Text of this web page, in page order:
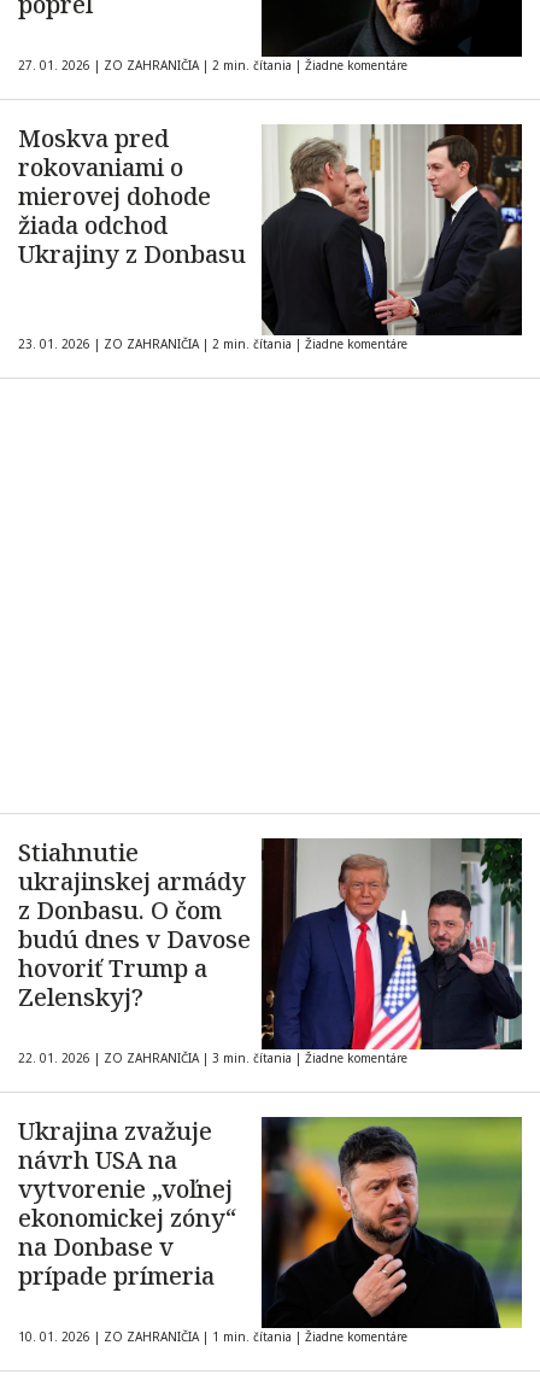
27. 01. 2026 | ZO ZAHRANIČIA | 2 min. čítania | Žiadne komentáre
Moskva pred
rokovaniami o
mierovej dohode
žiada odchod
Ukrajiny z Donbasu
23. 01. 2026 | ZO ZAHRANIČIA | 2 min. čítania | Žiadne komentáre
Stiahnutie
ukrajinskej armády
z Donbasu. O čom
budú dnes v Davose
hovoriť Trump a
Zelenskyj?
22. 01. 2026 | ZO ZAHRANIČIA | 3 min. čítania | Žiadne komentáre
Ukrajina zvažuje
návrh USA na
vytvorenie „voľnej
ekonomickej zóny“
na Donbase v
prípade prímeria
10. 01. 2026 | ZO ZAHRANIČIA | 1 min. čítania | Žiadne komentáre